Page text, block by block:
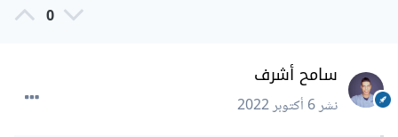
0
سامح أشرف
نشر6 أكتوبر 2022